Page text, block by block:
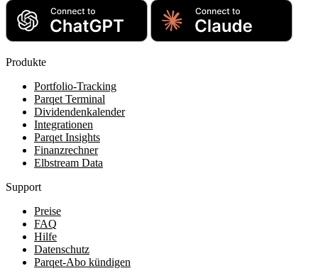
Produkte
Portfolio-Tracking
Parqet Terminal
Dividendenkalender
Integrationen
Parqet Insights
Finanzrechner
Elbstream Data
Support
Preise
FAQ
Hilfe
Datenschutz
Parqet-Abo kündigen